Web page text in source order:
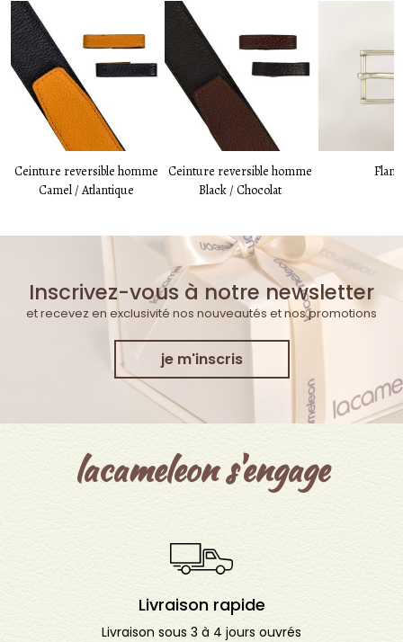
Ceinture reversible homme
Camel / Atlantique
Ceinture reversible homme
Black / Chocolat
Inscrivez-vous à notre newsletter
et recevez en exclusivité nos nouveautés et nos promotions
je m'inscris
lacameleon s'engage
Livraison rapide
Livraison sous 3 à 4 jours ouvrés